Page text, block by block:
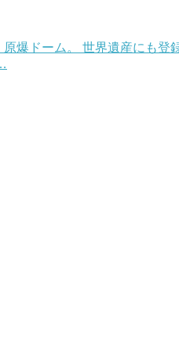
爆ドーム。 世界遺産にも